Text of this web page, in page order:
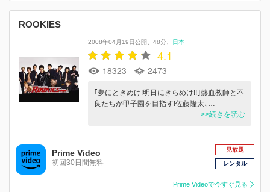
ROOKIES
2008年04月19日公開 48分 日本
4.1
18323 2473
｢夢にときめけ!明日にきらめけ!!｣熱血教師と不
良たちが甲子園を目指す!佐藤隆太､…
>>続きを読む
Prime Video
初回30日間無料
見放題
レンタル
Prime Videoで今すぐ見る